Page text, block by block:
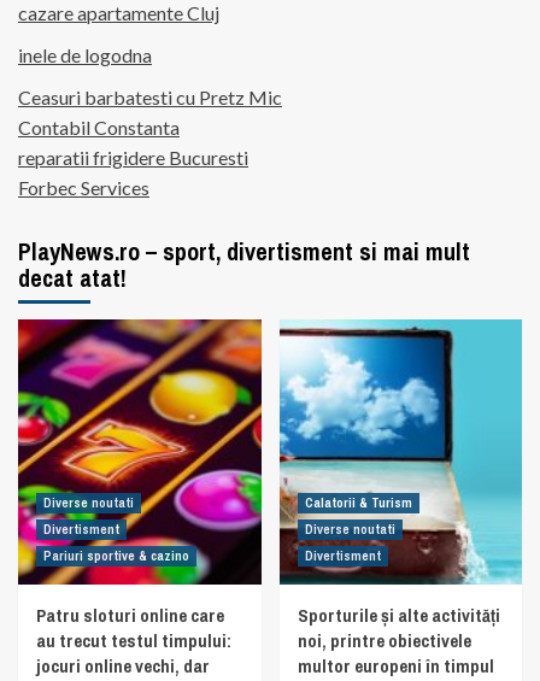
cazare apartamente Cluj
inele de logodna
Ceasuri barbatesti cu Pretz Mic
Contabil Constanta
reparatii frigidere Bucuresti
Forbec Services
PlayNews.ro – sport, divertisment si mai mult
decat atat!
Diverse noutati
Divertisment
Pariuri sportive & cazino
Patru sloturi online care
au trecut testul timpului:
jocuri online vechi, dar
Calatorii & Turism
Diverse noutati
Divertisment
Sporturile și alte activități
noi, printre obiectivele
multor europeni în timpul